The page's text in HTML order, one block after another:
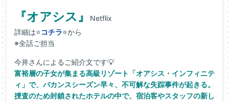
『オアシス』
Netflix
詳細は⭐コチラ⭐から
※全話ご担当
今井さんによるご紹介文です💡
富裕層の子女が集まる高級リゾート「オアシス・インフィニテ
ィ」で、バカンスシーズン早々、不可解な失踪事件が起きる。
捜査のため封鎖されたホテルの中で、宿泊客やスタッフの新し